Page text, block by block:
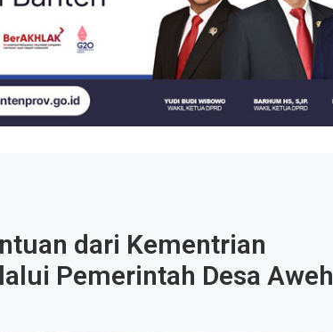
dari Kementrian
Pemerintah Desa Aweh